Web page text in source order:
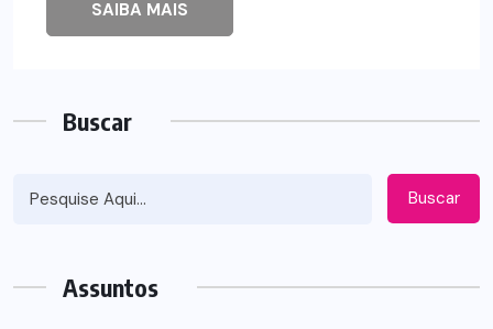
SAIBA MAIS
Buscar
Buscar
Assuntos